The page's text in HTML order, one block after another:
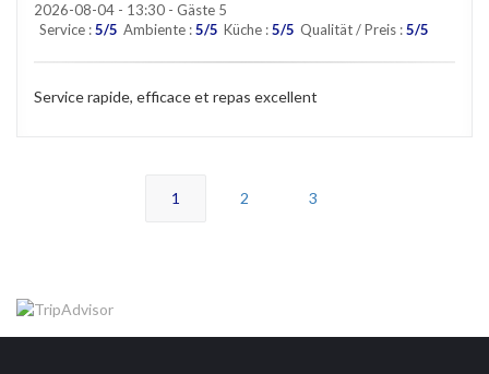
2026-08-04 - 13:30 - Gäste 5
Service :5/5 Ambiente :5/5 Küche :5/5 Qualität / Preis :5/5
Service rapide, efficace et repas excellent
1 2 3